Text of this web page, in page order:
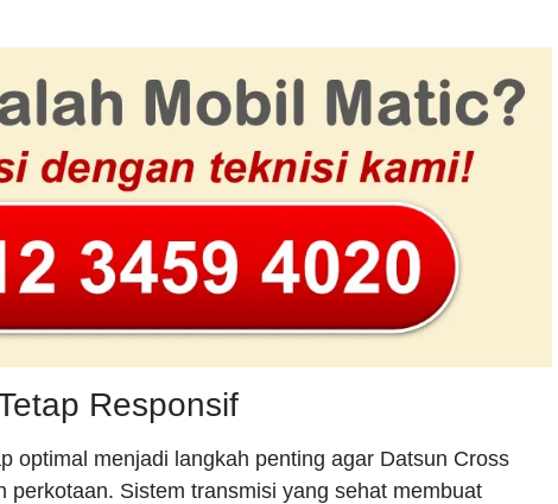
Responsif
optimal menjadi langkah penting agar Datsun Cross
perkotaan. Sistem transmisi yang sehat membuat